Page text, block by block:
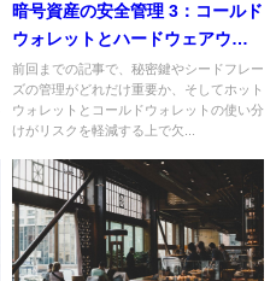
暗号資産の安全管理 3：コールド
ウォレットとハードウェアウォ
レット
前回までの記事で、秘密鍵やシードフレー
ズの管理がどれだけ重要か、そしてホット
ウォレットとコールドウォレットの使い分
けがリスクを軽減する上で欠...